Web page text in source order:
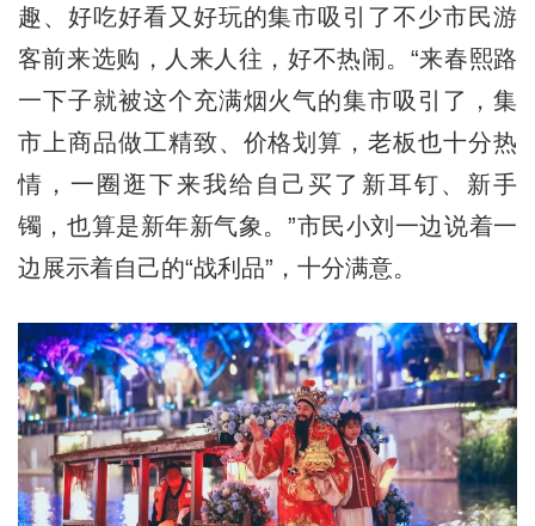
趣、好吃好看又好玩的集市吸引了不少市民游
客前来选购，人来人往，好不热闹。“来春熙路
一下子就被这个充满烟火气的集市吸引了，集
市上商品做工精致、价格划算，老板也十分热
情，一圈逛下来我给自己买了新耳钉、新手
镯，也算是新年新气象。”市民小刘一边说着一
边展示着自己的“战利品”，十分满意。